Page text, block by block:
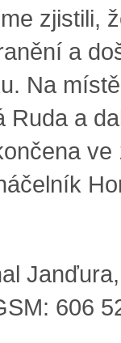
zjistili,
a
Na
Ruda a
ve
606